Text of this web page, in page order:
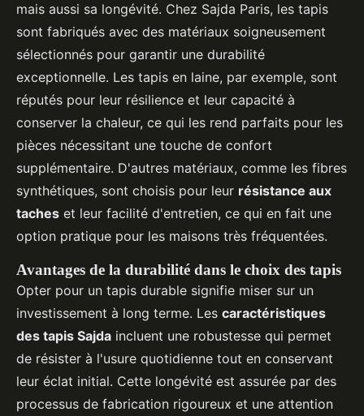
mais aussi sa longévité. Chez Sajda Paris, les tapis
sont fabriqués avec des matériaux soigneusement
sélectionnés pour garantir une durabilité
exceptionnelle. Les tapis en laine, par exemple, sont
réputés pour leur résilience et leur capacité à
conserver la chaleur, ce qui les rend parfaits pour les
pièces nécessitant une touche de confort
supplémentaire. D'autres matériaux, comme les fibres
synthétiques, sont choisis pour leur résistance aux
taches et leur facilité d'entretien, ce qui en fait une
option pratique pour les maisons très fréquentées.
Avantages de la durabilité dans le choix des tapis
Opter pour un tapis durable signifie miser sur un
investissement à long terme. Les caractéristiques
des tapis Sajda incluent une robustesse qui permet
de résister à l'usure quotidienne tout en conservant
leur éclat initial. Cette longévité est assurée par des
processus de fabrication rigoureux et une attention